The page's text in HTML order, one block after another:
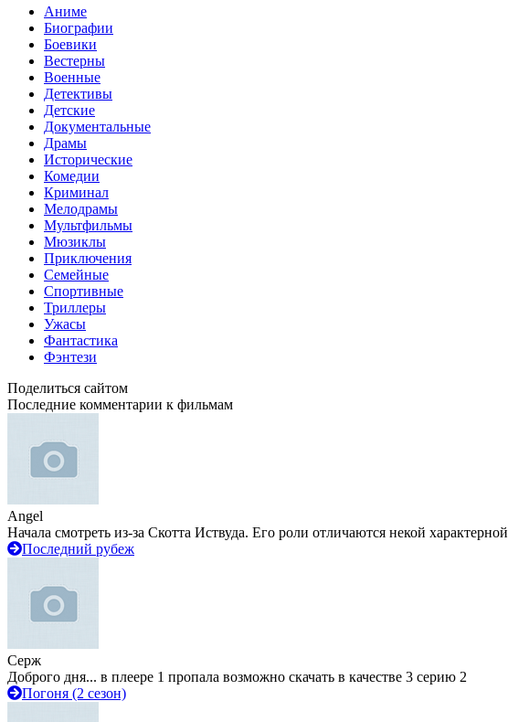
Аниме
Биографии
Боевики
Вестерны
Военные
Детективы
Детские
Документальные
Драмы
Исторические
Комедии
Криминал
Мелодрамы
Мультфильмы
Мюзиклы
Приключения
Семейные
Спортивные
Триллеры
Ужасы
Фантастика
Фэнтези
Поделиться сайтом
Последние комментарии к фильмам
Angel
Начала смотреть из-за Скотта Иствуда. Его роли отличаются некой характерной
Последний рубеж
Серж
Доброго дня... в плеере 1 пропала возможно скачать в качестве 3 серию 2
Погоня (2 сезон)